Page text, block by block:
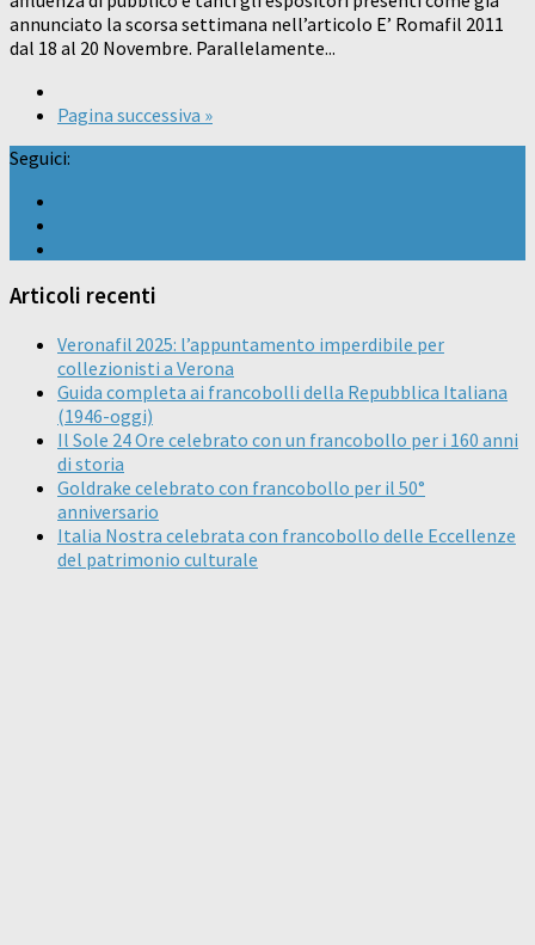
annunciato la scorsa settimana nell’articolo E’ Romafil 2011
dal 18 al 20 Novembre. Parallelamente...
Pagina successiva »
Seguici:
Articoli recenti
Veronafil 2025: l’appuntamento imperdibile per
collezionisti a Verona
Guida completa ai francobolli della Repubblica Italiana
(1946-oggi)
Il Sole 24 Ore celebrato con un francobollo per i 160 anni
di storia
Goldrake celebrato con francobollo per il 50°
anniversario
Italia Nostra celebrata con francobollo delle Eccellenze
del patrimonio culturale